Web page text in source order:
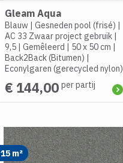
Gleam Aqua
Blauw| Gesneden pool (frisé) |
AC 33 Zwaar project gebruik|
9,5| Gemêleerd | 50 x 50 cm |
Back2Back (Bitumen) |
Econylgaren (gerecycled nylon)
€ 144,00 per partij
15 m²